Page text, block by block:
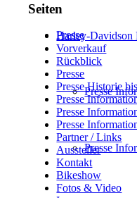
Presse
Presse
Presse
Seiten
Harley-Davidson
Vorverkauf
Rückblick
Presse
Presse Historie
Presse
Presse
Presse
Partner / Links
Aussteller
Kontakt
Bikeshow
Fotos & Video